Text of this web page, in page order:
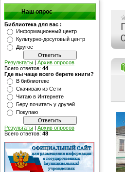
Наш опрос
Библиотека для вас :
Информационный центр
Культурно-досуговый центр
Другое
Результаты | Архив опросов
Всего ответов: 44
Где вы чаще всего берете книги?
В библиотеке
Скачиваю из Сети
Читаю в Интернете
Беру почитать у друзей
Покупаю
Результаты | Архив опросов
Всего ответов: 48